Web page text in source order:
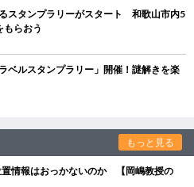
スタンプラリーがスタート 和歌山市内5
もらおう
ベルスタンプラリー」開催！謎解きを楽
もっと見る
置情報はおっかないのか 【岡嶋教授の